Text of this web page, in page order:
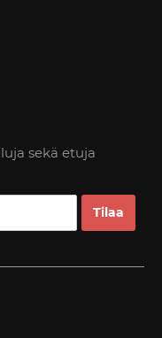
sekä etuja